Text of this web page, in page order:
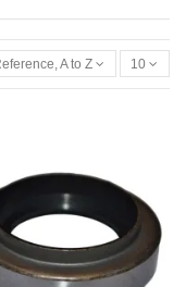
A to Z 10